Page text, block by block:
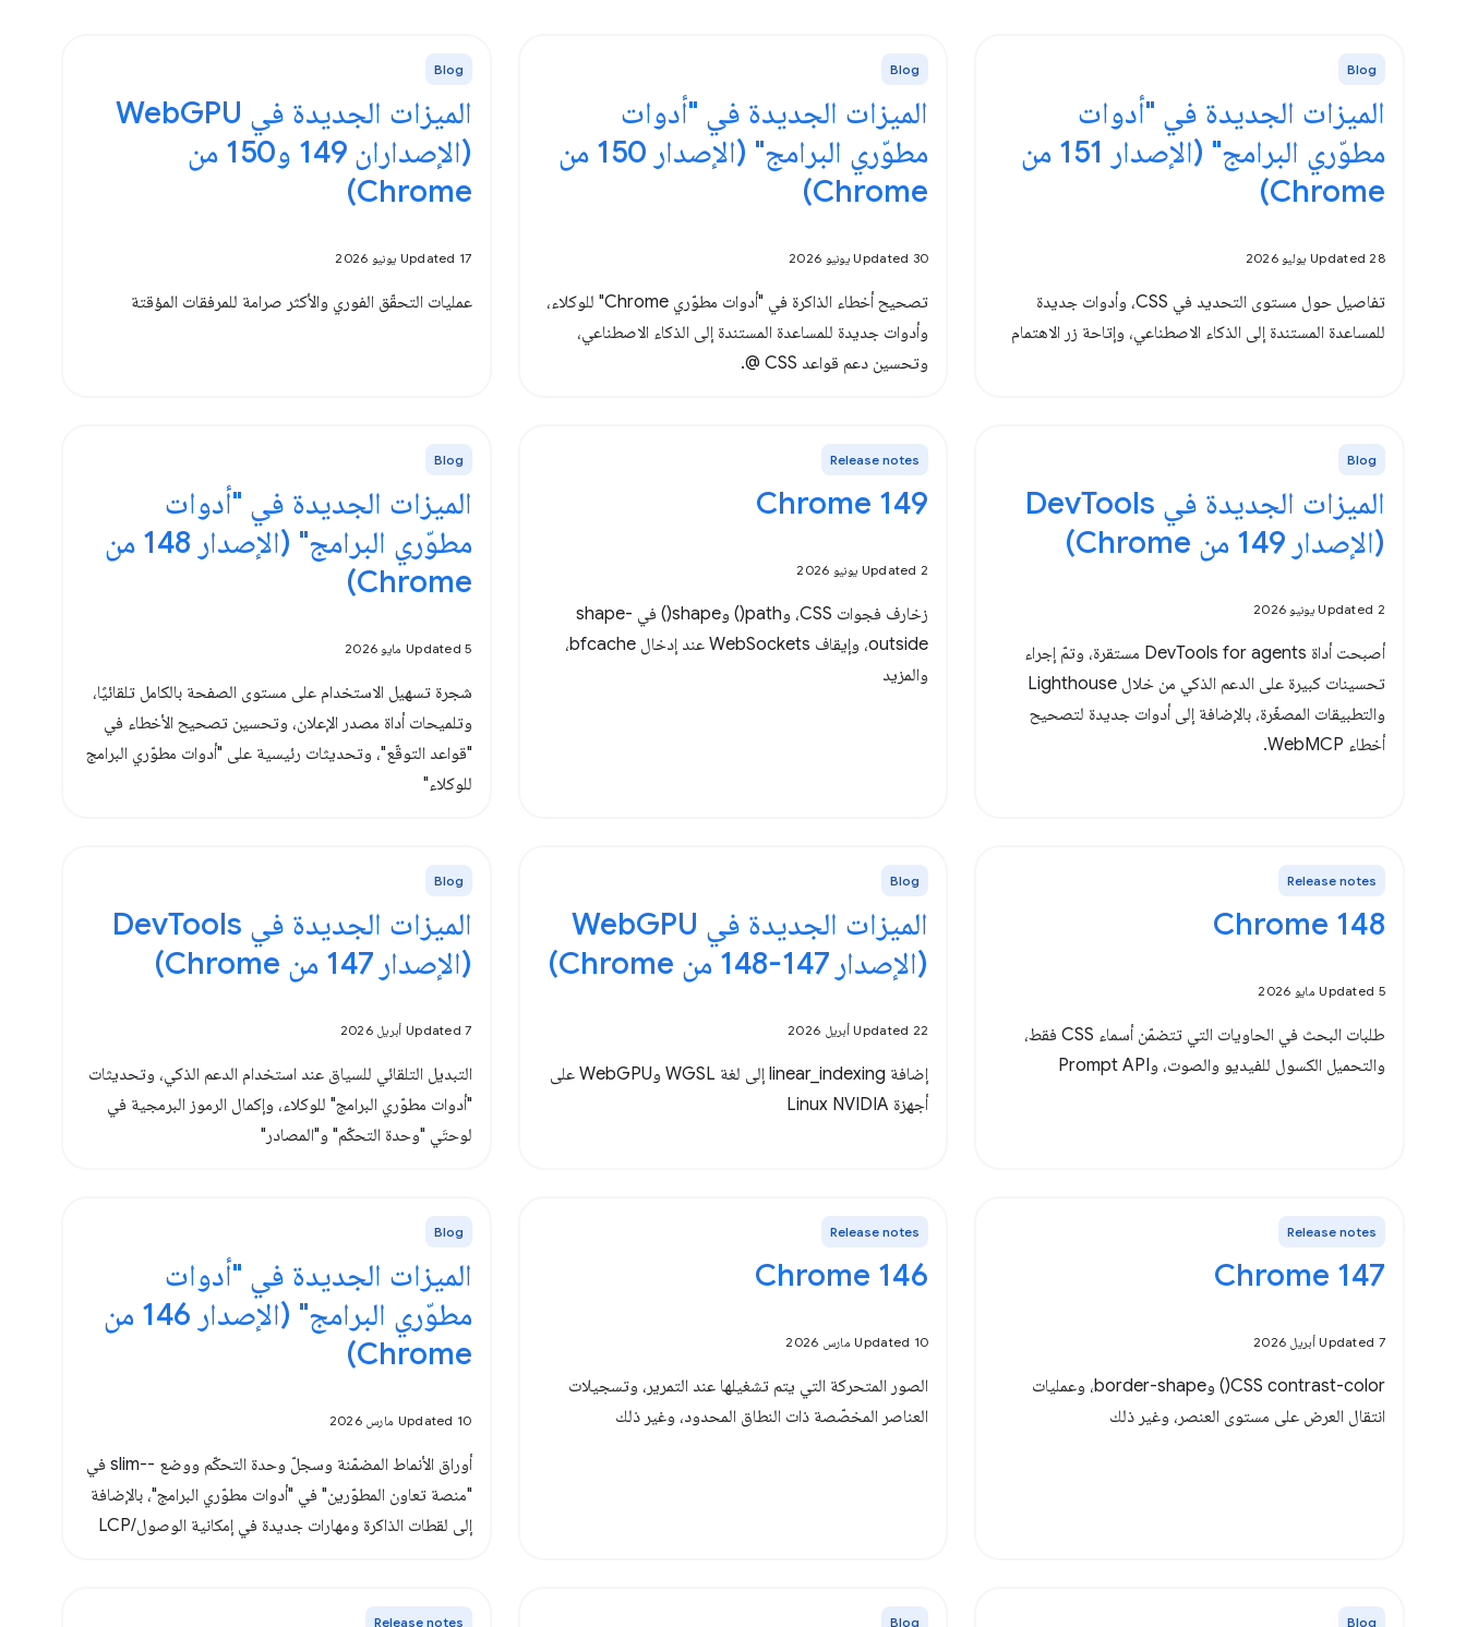
Blog
الميزات الجديدة في "أدوات
مطوّري البرامج" (الإصدار 151 من
Chrome)
Updated 28 يوليو 2026
تفاصيل حول مستوى التحديد في CSS، وأدوات جديدة
للمساعدة المستندة إلى الذكاء الاصطناعي، وإتاحة زر الاهتمام
Blog
الميزات الجديدة في "أدوات
مطوّري البرامج" (الإصدار 150 من
Chrome)
Updated 30 يونيو 2026
تصحيح أخطاء الذاكرة في "أدوات مطوّري Chrome" للوكلاء،
وأدوات جديدة للمساعدة المستندة إلى الذكاء الاصطناعي،
وتحسين دعم قواعد CSS @.
Blog
الميزات الجديدة في WebGPU
(الإصداران 149 و150 من
Chrome)
Updated 17 يونيو 2026
عمليات التحقّق الفوري والأكثر صرامة للمرفقات المؤقتة
Blog
الميزات الجديدة في DevTools
(الإصدار 149 من Chrome)
Updated 2 يونيو 2026
أصبحت أداة DevTools for agents مستقرة، وتمّ إجراء
تحسينات كبيرة على الدعم الذكي من خلال Lighthouse
والتطبيقات المصغّرة، بالإضافة إلى أدوات جديدة لتصحيح
أخطاء WebMCP.
Release notes
Chrome 149
Updated 2 يونيو 2026
زخارف فجوات CSS، وpath() وshape() في shape-
outside، وإيقاف WebSockets عند إدخال bfcache،
والمزيد
Blog
الميزات الجديدة في "أدوات
مطوّري البرامج" (الإصدار 148 من
Chrome)
Updated 5 مايو 2026
شجرة تسهيل الاستخدام على مستوى الصفحة بالكامل تلقائيًا،
وتلميحات أداة مصدر الإعلان، وتحسين تصحيح الأخطاء في
"قواعد التوقّع"، وتحديثات رئيسية على "أدوات مطوّري البرامج
للوكلاء"
Release notes
‫Chrome 148
Updated 5 مايو 2026
طلبات البحث في الحاويات التي تتضمّن أسماء CSS فقط،
والتحميل الكسول للفيديو والصوت، وPrompt API
Blog
الميزات الجديدة في WebGPU
(الإصدار 147-148 من Chrome)
Updated 22 أبريل 2026
إضافة linear_indexing إلى لغة WGSL وWebGPU على
أجهزة Linux NVIDIA
Blog
الميزات الجديدة في DevTools
(الإصدار 147 من Chrome)
Updated 7 أبريل 2026
التبديل التلقائي للسياق عند استخدام الدعم الذكي، وتحديثات
"أدوات مطوّري البرامج" للوكلاء، وإكمال الرموز البرمجية في
لوحتَي "وحدة التحكّم" و"المصادر"
Release notes
Chrome 147
Updated 7 أبريل 2026
‫CSS contrast-color() وborder-shape، وعمليات
انتقال العرض على مستوى العنصر، وغير ذلك
Release notes
‫Chrome 146
Updated 10 مارس 2026
الصور المتحركة التي يتم تشغيلها عند التمرير، وتسجيلات
العناصر المخصّصة ذات النطاق المحدود، وغير ذلك
Blog
الميزات الجديدة في "أدوات
مطوّري البرامج" (الإصدار 146 من
Chrome)
Updated 10 مارس 2026
أوراق الأنماط المضمّنة وسجلّ وحدة التحكّم ووضع --slim في
"منصة تعاون المطوّرين" في "أدوات مطوّري البرامج"، بالإضافة
إلى لقطات الذاكرة ومهارات جديدة في إمكانية الوصول/LCP
Blog
Blog
Release notes